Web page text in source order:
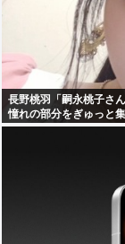
長野桃羽「嗣永桃子さ
憧れの部分をぎゅっと